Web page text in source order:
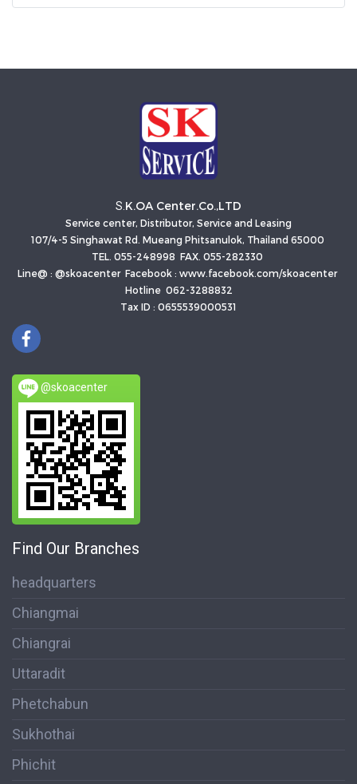
S. K.OA Center.Co.,LTD
Service center, Distributor, Service and Leasing
107/4-5 Singhawat Rd. Mueang Phitsanulok, Thailand 65000
TEL. 055-248998 FAX. 055-282330
Line@ : @skoacenter Facebook : www.facebook.com/skoacenter
Hotline 062-3288832
Tax ID : 0655539000531
@skoacenter
Find Our Branches
headquarters
Chiangmai
Chiangrai
Uttaradit
Phetchabun
Sukhothai
Phichit